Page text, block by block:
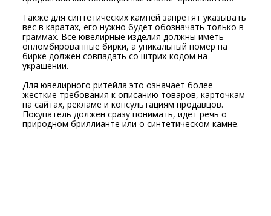
Также для синтетических камней запретят указывать
вес в каратах, его нужно будет обозначать только в
граммах. Все ювелирные изделия должны иметь
опломбированные бирки, а уникальный номер на
бирке должен совпадать со штрих-кодом на
украшении.
Для ювелирного ритейла это означает более
жесткие требования к описанию товаров, карточкам
на сайтах, рекламе и консультациям продавцов.
Покупатель должен сразу понимать, идет речь о
природном бриллианте или о синтетическом камне.